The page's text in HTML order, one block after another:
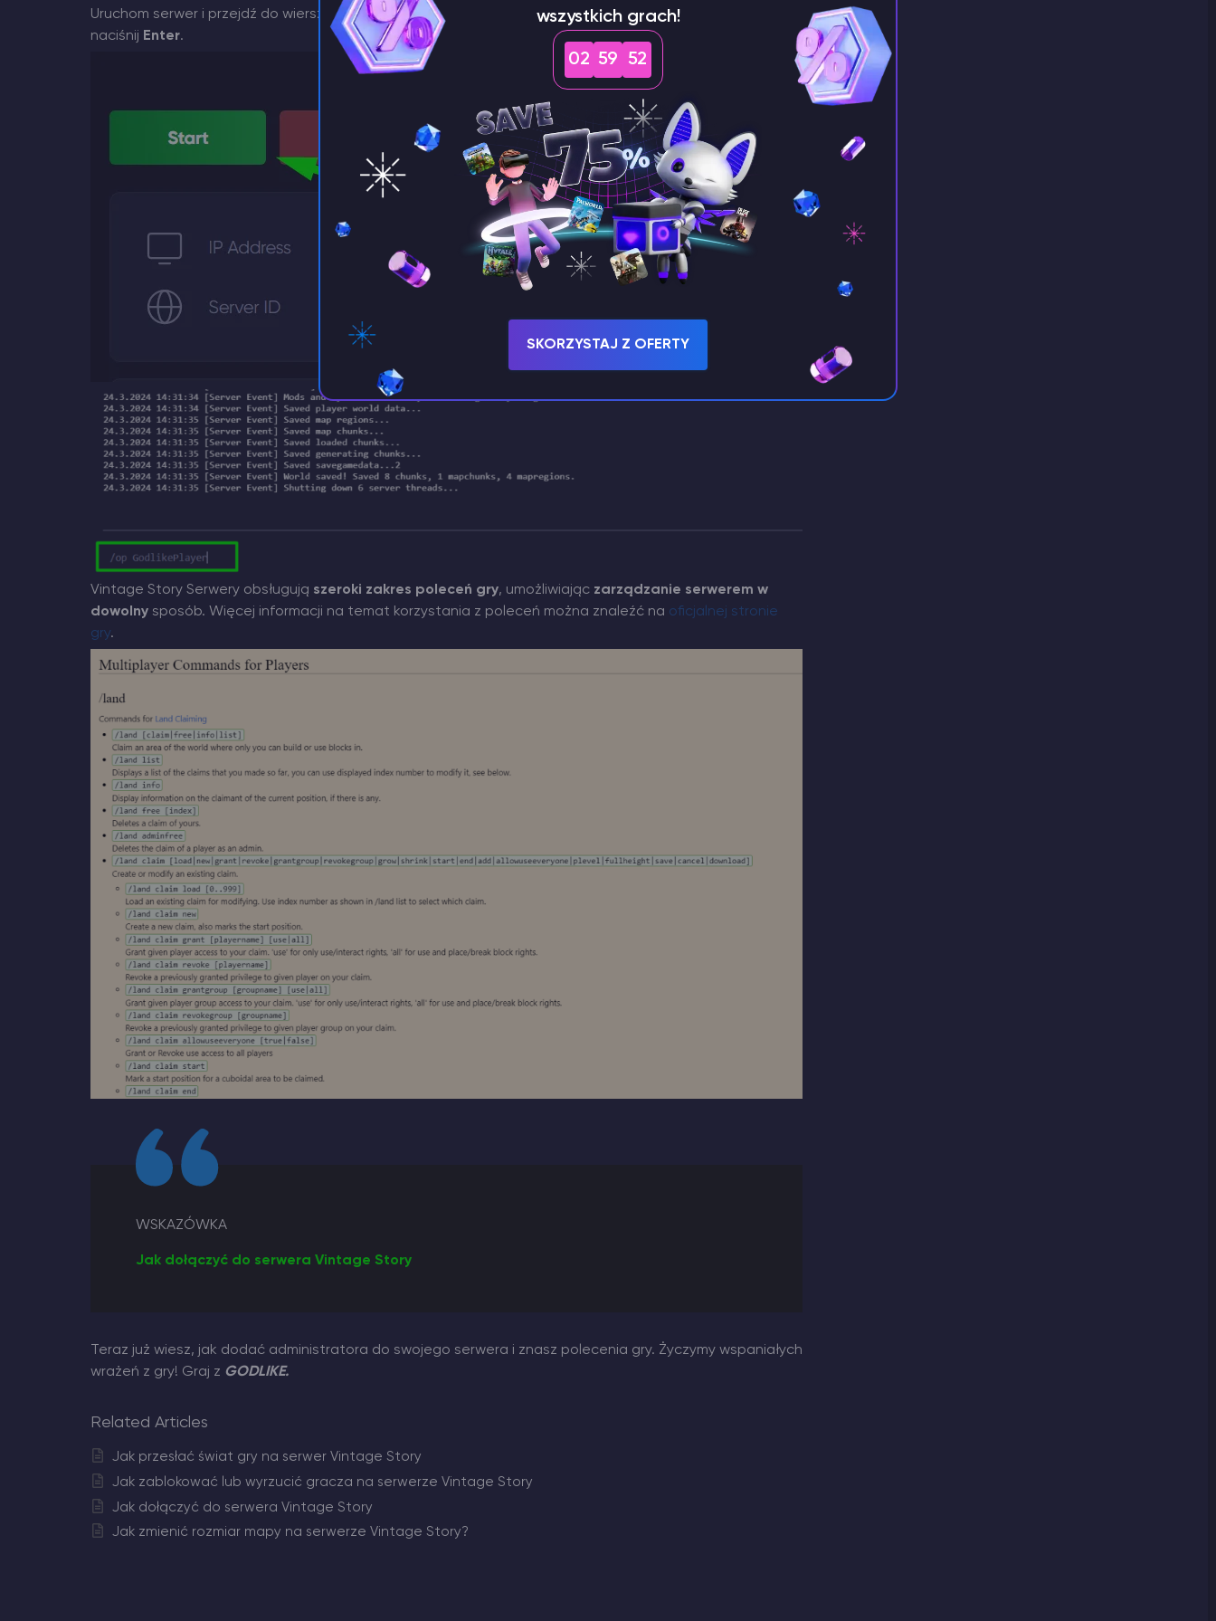
Uruchom serwer i przejdź do wiersza poleceń. Następnie wpisz komendę/op player's nickname
naciśnij Enter.
Vintage Story Serwery obsługują szeroki zakres poleceń gry, umożliwiając zarządzanie serwerem w
dowolnysposób. Więcej informacji na temat korzystania z poleceń można znaleźć na oficjalnej stronie
gry.
WSKAZÓWKA
Jak dołączyć do serwera Vintage Story
Teraz już wiesz, jak dodać administratora do swojego serwera i znasz polecenia gry. Życzymy wspaniałych
wrażeń z gry! Graj z GODLIKE.
Related Articles
Jak przesłać świat gry na serwer Vintage Story
Jak zablokować lub wyrzucić gracza na serwerze Vintage Story
Jak dołączyć do serwera Vintage Story
Jak zmienić rozmiar mapy na serwerze Vintage Story?
wszystkich grach!
02 59 52
SKORZYSTAJ Z OFERTY